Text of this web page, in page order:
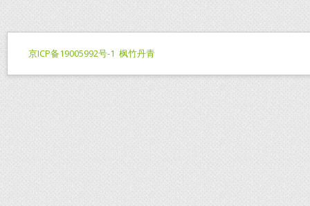
京ICP备19005992号-1 枫竹丹青